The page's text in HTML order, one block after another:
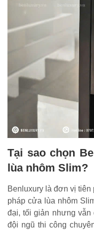
Tại sao chọn
lùa nhôm Slim?
Benluxury là đơn vị tiên
pháp cửa lùa nhôm
đại, tối giản nhưng
đội ngũ thi công